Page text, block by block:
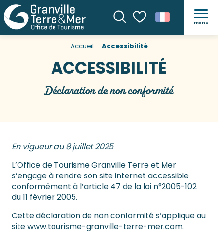
Recherche
Voir les favoris
menu
Accueil Accessibilité
ACCESSIBILITÉ
Déclaration de non conformité
En vigueur au 8 juillet 2025
L’Office de Tourisme Granville Terre et Mer
s’engage à rendre son site internet accessible
conformément à l’article 47 de la loi n°2005-102
du 11 février 2005.
Cette déclaration de non conformité s’applique au
site www.tourisme-granville-terre-mer.com.